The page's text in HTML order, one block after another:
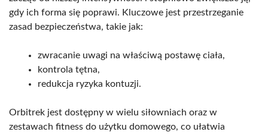
gdy ich forma się poprawi. Kluczowe jest przestrzeganie
zasad bezpieczeństwa, takie jak:
zwracanie uwagi na właściwą postawę ciała,
kontrola tętna,
redukcja ryzyka kontuzji.
Orbitrek jest dostępny w wielu siłowniach oraz w
zestawach fitness do użytku domowego, co ułatwia